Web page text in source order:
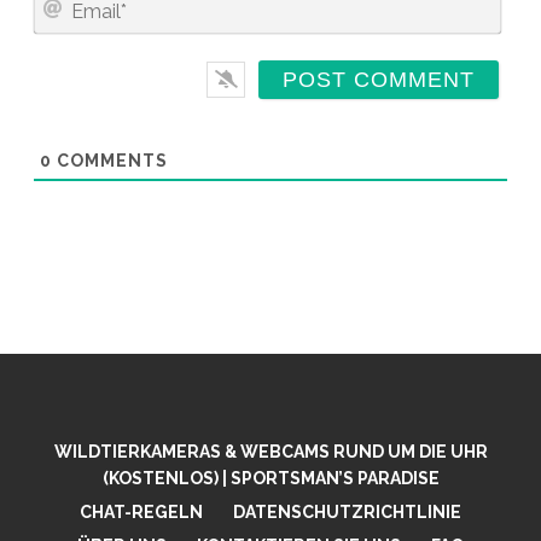
*
0 COMMENTS
WILDTIERKAMERAS & WEBCAMS RUND UM DIE UHR
(KOSTENLOS) | SPORTSMAN’S PARADISE
CHAT-REGELN
DATENSCHUTZRICHTLINIE